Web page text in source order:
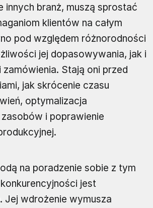
innych branż, muszą sprostać
klientów na całym
pod względem różnorodności
jej dopasowywania, jak i
zamówienia. Stają oni przed
jak skrócenie czasu
optymalizacja
i poprawienie
na poradzenie sobie z tym
jest
Jej wdrożenie wymusza